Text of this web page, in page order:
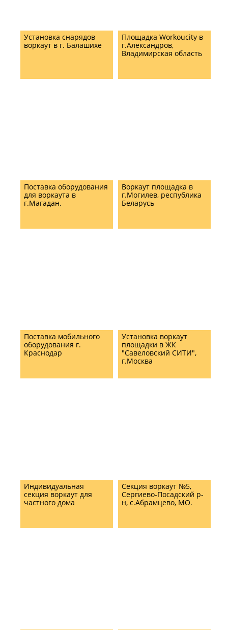
Установка снарядов
воркаут в г. Балашихе
Площадка Workoucity в
г.Александров,
Владимирская область
Поставка оборудования
для воркаута в
г.Магадан.
Воркаут площадка в
г.Могилев, республика
Беларусь
Поставка мобильного
оборудования г.
Краснодар
Установка воркаут
площадки в ЖК
"Савеловский СИТИ",
г.Москва
Индивидуальная
секция воркаут для
частного дома
Секция воркаут №5,
Сергиево-Посадский р-
н, с.Абрамцево, МО.